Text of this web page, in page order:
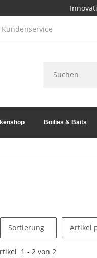
Kundenservice
Boilies & Baits
Sortierung Artikel
1 - 2 von 2